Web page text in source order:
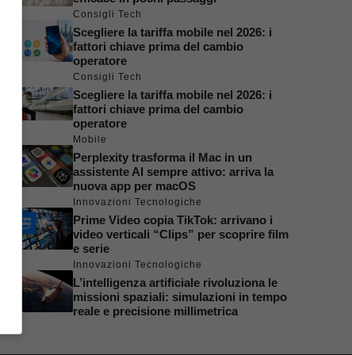
Consigli Tech
Scegliere la tariffa mobile nel 2026: i
fattori chiave prima del cambio
operatore
Consigli Tech
Scegliere la tariffa mobile nel 2026: i
fattori chiave prima del cambio
operatore
Mobile
Perplexity trasforma il Mac in un
assistente AI sempre attivo: arriva la
nuova app per macOS
Innovazioni Tecnologiche
Prime Video copia TikTok: arrivano i
video verticali “Clips” per scoprire film
e serie
Innovazioni Tecnologiche
L’intelligenza artificiale rivoluziona le
missioni spaziali: simulazioni in tempo
reale e precisione millimetrica